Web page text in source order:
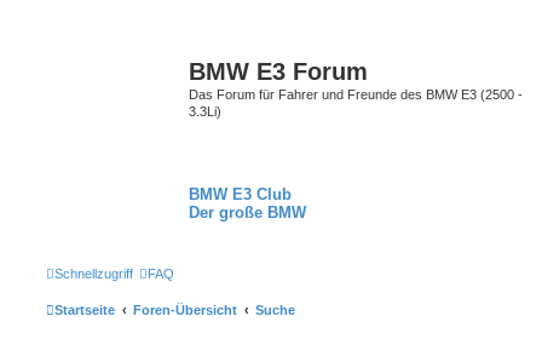
BMW E3 Forum
Das Forum für Fahrer und Freunde des BMW E3 (2500 -
3.3Li)
BMW E3 Club
Der große BMW
Schnellzugriff FAQ
Startseite Foren-Übersicht Suche